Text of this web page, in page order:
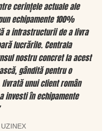
cerințele actuale ale
echipamente 100%
a infrastructurii de a livra
lucrările. Centrala
nostru concret la acest
gândită pentru o
unui client român
investi în echipamente
UZINEX